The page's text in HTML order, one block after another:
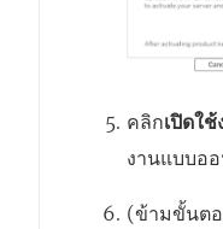
คลิกเปิดใ
งานแบบอ
(ข้ามขั้นต